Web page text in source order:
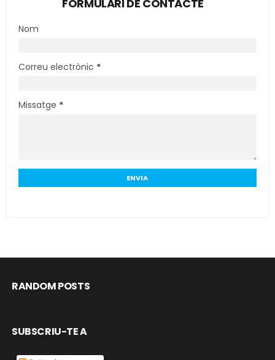
FORMULARI DE CONTACTE
Nom
Correu electrònic *
Missatge *
RANDOM POSTS
SUBSCRIU-TE A